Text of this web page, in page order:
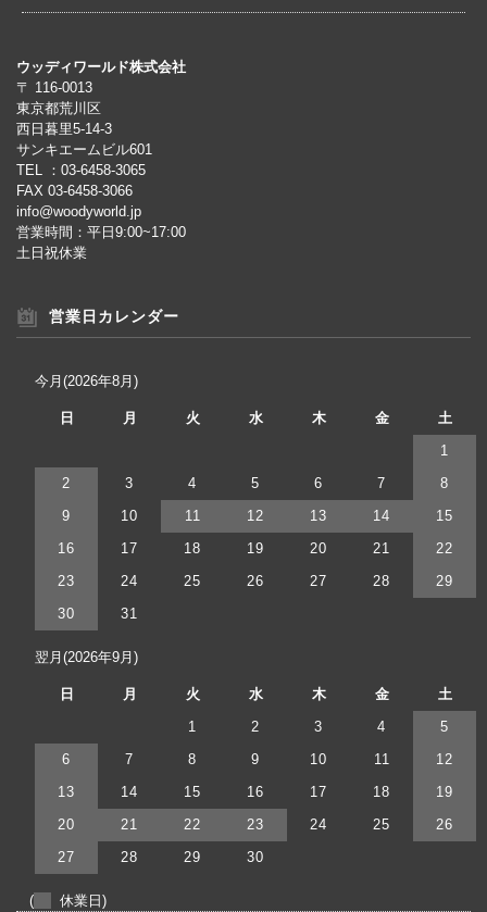
ウッディワールド株式会社
〒 116-0013
東京都荒川区
西日暮里5-14-3
サンキエームビル601
TEL ：03-6458-3065
FAX 03-6458-3066
info@woodyworld.jp
営業時間：平日9:00~17:00
土日祝休業
営業日カレンダー
今月(2026年8月)
日 月 火 水 木 金
土
1
2
3 4 5 6 7
8
9
10 11 12 13 14
15
16
17 18 19 20 21
22
23
24 25 26 27 28
29
30
31
翌月(2026年9月)
日 月 火 水 木 金
土
1
2 3 4
5
6
7 8 9 10 11
12
13
14 15 16 17 18
19
20
21 22 23 24 25
26
27
28 29 30
( 休業日)